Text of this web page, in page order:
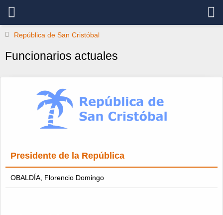
República de San Cristóbal
Funcionarios actuales
Presidente de la República
OBALDÍA, Florencio Domingo